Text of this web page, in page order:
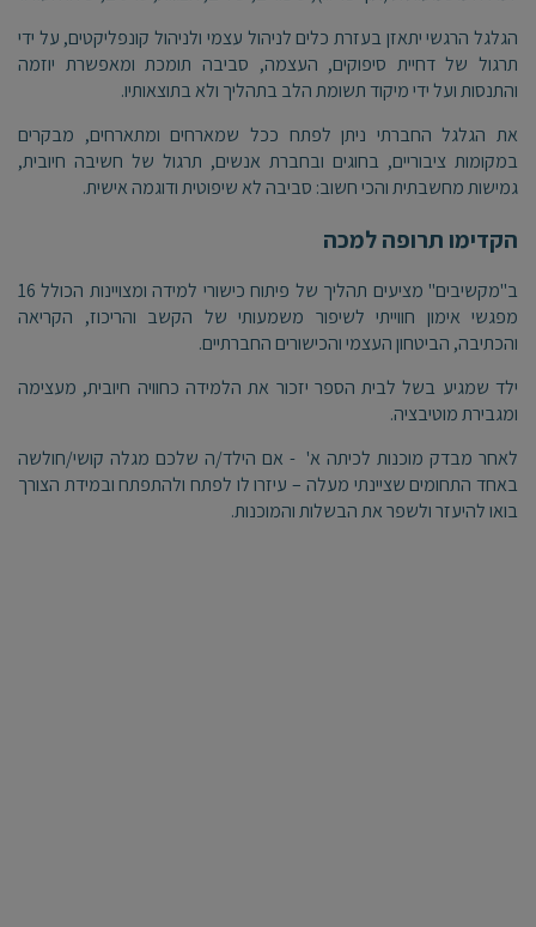
הגלגל הרגשי יתאזן בעזרת כלים לניהול עצמי ולניהול קונפליקטים, על ידי
תרגול של דחיית סיפוקים, העצמה, סביבה תומכת ומאפשרת יוזמה
והתנסות ועל ידי מיקוד תשומת הלב בתהליך ולא בתוצאותיו.
את הגלגל החברתי ניתן לפתח ככל שמארחים ומתארחים, מבקרים
במקומות ציבוריים, בחוגים ובחברת אנשים, תרגול של חשיבה חיובית,
גמישות מחשבתית והכי חשוב: סביבה לא שיפוטית ודוגמה אישית.
הקדימו תרופה למכה
ב"מקשיבים" מציעים תהליך של פיתוח כישורי למידה ומצויינות הכולל 16
מפגשי אימון חווייתי לשיפור משמעותי של הקשב והריכוז, הקריאה
והכתיבה, הביטחון העצמי והכישורים החברתיים.
ילד שמגיע בשל לבית הספר יזכור את הלמידה כחוויה חיובית, מעצימה
ומגבירת מוטיבציה.
לאחר מבדק מוכנות לכיתה א' - אם הילד/ה שלכם מגלה קושי/חולשה
באחד התחומים שציינתי מעלה – עיזרו לו לפתח ולהתפתח ובמידת הצורך
בואו להיעזר ולשפר את הבשלות והמוכנות.